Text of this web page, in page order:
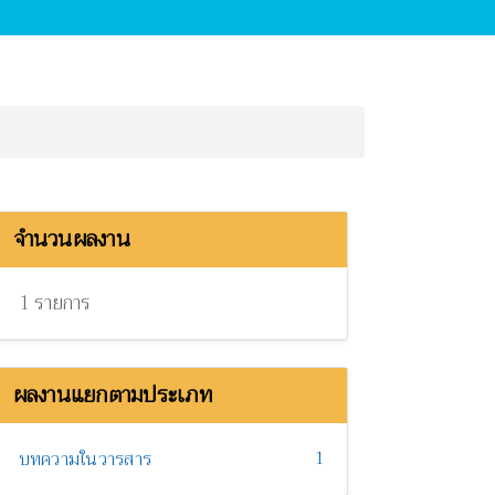
จำนวนผลงาน
1 รายการ
ผลงานแยกตามประเภท
บทความในวารสาร 1